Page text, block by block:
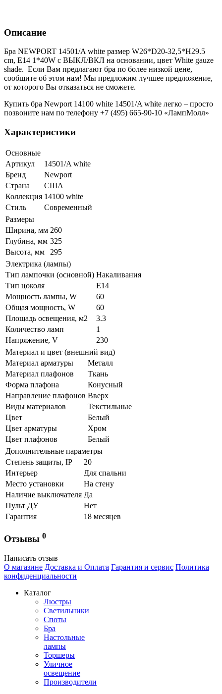
Описание
Бра NEWPORT 14501/A white размер W26*D20-32,5*H29.5
cm, E14 1*40W с ВЫКЛ/ВКЛ на основании, цвет White gauze
shade. Если Вам предлагают бра по более низкой цене,
сообщите об этом нам! Мы предложим лучшее предложение,
от которого Вы отказаться не сможете.
Купить бра Newport 14100 white 14501/A white легко – просто
позвоните нам по телефону +7 (495) 665-90-10 «ЛампМолл»
Характеристики
Основные
Артикул
14501/A white
Бренд
Newport
Страна
США
Коллекция 14100 white
Стиль
Современный
Размеры
Ширина, мм 260
Глубина, мм 325
Высота, мм
295
Электрика (лампы)
Тип лампочки (основной) Накаливания
Тип цоколя
E14
Мощность лампы, W
60
Общая мощность, W
60
Площадь освещения, м2
3.3
Количество ламп
1
Напряжение, V
230
Материал и цвет (внешний вид)
Материал арматуры
Металл
Материал плафонов
Ткань
Форма плафона
Конусный
Направление плафонов Вверх
Виды материалов
Текстильные
Цвет
Белый
Цвет арматуры
Хром
Цвет плафонов
Белый
Дополнительные параметры
Степень защиты, IP
20
Интерьер
Для спальни
Место установки
На стену
Наличие выключателя Да
Пульт ДУ
Нет
Гарантия
18 месяцев
Отзывы 0
Написать отзыв
О магазине Доставка и Оплата Гарантия и сервис Политика
конфиденциальности
Каталог
Люстры
Светильники
Споты
Бра
Настольные
лампы
Торшеры
Уличное
освещение
Производители